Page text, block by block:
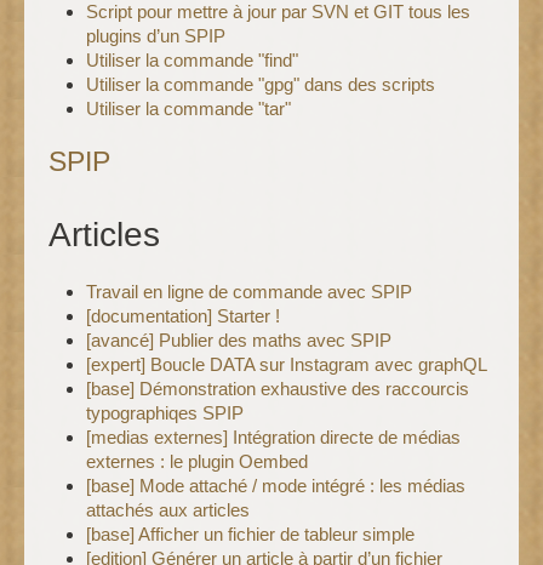
Script pour mettre à jour par SVN et GIT tous les
plugins d’un SPIP
Utiliser la commande "find"
Utiliser la commande "gpg" dans des scripts
Utiliser la commande "tar"
SPIP
Articles
Travail en ligne de commande avec SPIP
[documentation] Starter !
[avancé] Publier des maths avec SPIP
[expert] Boucle DATA sur Instagram avec graphQL
[base] Démonstration exhaustive des raccourcis
typographiqes SPIP
[medias externes] Intégration directe de médias
externes : le plugin Oembed
[base] Mode attaché / mode intégré : les médias
attachés aux articles
[base] Afficher un fichier de tableur simple
[edition] Générer un article à partir d’un fichier